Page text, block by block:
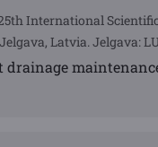
International
Latvia. Jelgava:
drainage